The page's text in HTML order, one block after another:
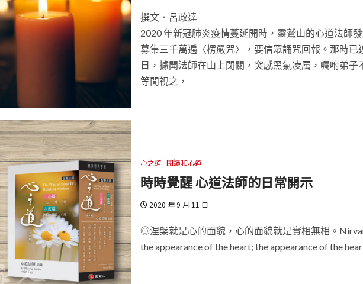
撰文．呂政達
2020 年新冠肺炎疫情蔓延開時，靈鷲山的心道法師
募集三千萬遍〈楞嚴咒〉，要信眾誦咒回報。那時已
日，據聞法師在山上閉關，突感黑氣凌厲，囑咐弟子
等閒視之，
心之道 閱讀和心道
時時覺醒 心道法師的日常開示
2020 年 9 月 11 日
◎涅槃就是心的面貌，心的面貌就是實相無相。
the appearance of the heart; the appearance of the